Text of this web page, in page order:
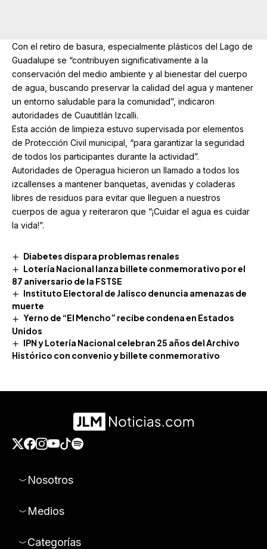
Con el retiro de basura, especialmente plásticos del Lago de
Guadalupe se “contribuyen significativamente a la
conservación del medio ambiente y al bienestar del cuerpo
de agua, buscando preservar la calidad del agua y mantener
un entorno saludable para la comunidad”, indicaron
autoridades de Cuautitlán Izcalli.
Esta acción de limpieza estuvo supervisada por elementos
de Protección Civil municipal, “para garantizar la seguridad
de todos los participantes durante la actividad”.
Autoridades de Operagua hicieron un llamado a todos los
izcallenses a mantener banquetas, avenidas y coladeras
libres de residuos para evitar que lleguen a nuestros
cuerpos de agua y reiteraron que “¡Cuidar el agua es cuidar
la vida!”.
Diabetes dispara problemas renales
Lotería Nacional lanza billete conmemorativo por el
87 aniversario de la FSTSE
Instituto Electoral de Jalisco denuncia amenazas de
muerte
Yerno de “El Mencho” recibe condena en Estados
Unidos
IPN y Lotería Nacional celebran 25 años del Archivo
Histórico con convenio y billete conmemorativo
Nosotros
Medios
Categorías